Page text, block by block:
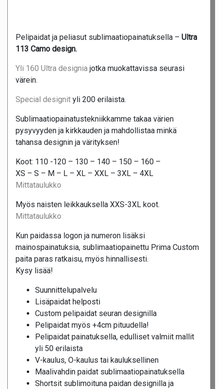
Pelipaidat ja peliasut sublimaatiopainatuksella – Ultra
113 Camo design.
Yli 160 Ultra designia jotka muokattavissa seurasi
värein.
Special designit yli 200 erilaista.
Sublimaatiopainatustekniikkamme takaa värien
pysyvyyden ja kirkkauden ja mahdollistaa minkä
tahansa designin ja värityksen!
Koot: 110 -120 – 130 – 140 – 150 – 160 –
XS – S – M – L – XL – XXL – 3XL – 4XL
Mittataulukko
Myös naisten leikkauksella XXS-3XL koot.
Mittataulukko
Kun paidassa logon ja numeron lisäksi
mainospainatuksia, sublimaatiopainettu Prima Custom
paita paras ratkaisu, myös hinnallisesti.
Kysy lisää!
Suunnittelupalvelu
Lisäpaidat helposti
Custom pelipaidat seuran designilla
Pelipaidat myös +4cm pituudella!
Pelipaidat painatuksella, edulliset valmiit mallit
yli 50 erilaista
V-kaulus, O-kaulus tai kauluksellinen
Maalivahdin paidat sublimaatiopainatuksella
Shortsit sublimoituna paidan designilla ja